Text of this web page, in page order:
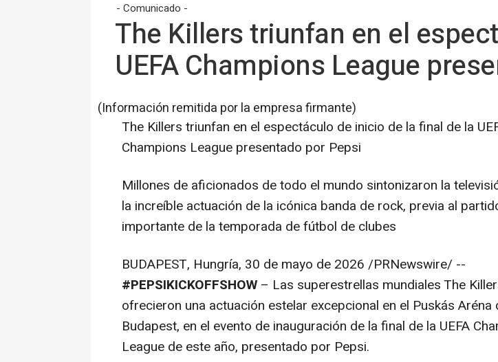
- Comunicado -
The Killers triunfan en el
UEFA Champions League
(Información remitida por la empresa firmante)
The Killers triunfan en el espectáculo de inicio de la final de la
Champions League presentado por Pepsi
Millones de aficionados de todo el mundo sintonizaron la
la increíble actuación de la icónica banda de rock, previa al
importante de la temporada de fútbol de clubes
BUDAPEST, Hungría, 30 de mayo de 2026 /PRNewswire/ --
#PEPSIKICKOFFSHOW – Las superestrellas mundiales The
ofrecieron una actuación estelar excepcional en el Puskás Aréna
Budapest, en el evento de inauguración de la final de la UEFA
League de este año, presentado por Pepsi.